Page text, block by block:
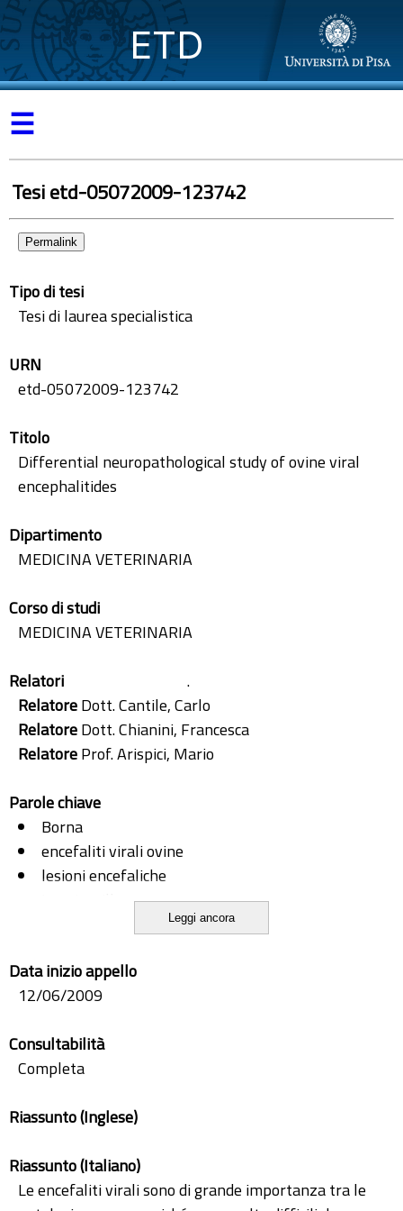
ETD
☰
Tesi etd-05072009-123742
Permalink
Tipo di tesi
Tesi di laurea specialistica
URN
etd-05072009-123742
Titolo
Differential neuropathological study of ovine viral
encephalitides
Dipartimento
MEDICINA VETERINARIA
Corso di studi
MEDICINA VETERINARIA
Relatori
.
RelatoreDott. Cantile, Carlo
RelatoreDott. Chianini, Francesca
RelatoreProf. Arispici, Mario
Parole chiave
Borna
encefaliti virali ovine
lesioni encefaliche
Leggi ancora
Data inizio appello
12/06/2009
Consultabilità
Completa
Riassunto (Inglese)
Riassunto (Italiano)
Le encefaliti virali sono di grande importanza tra le